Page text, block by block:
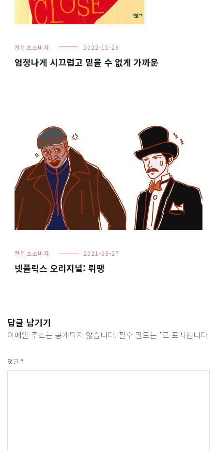
컨텐츠소비자 2022-11-28
엄청나게 시끄럽고 믿을 수 없게 가까운
컨텐츠소비자 2021-03-27
넷플릭스 오리지널: 뤼팽
답글 남기기
이메일 주소는 공개되지 않습니다. 필수 필드는 *로 표시됩니다
댓글 *